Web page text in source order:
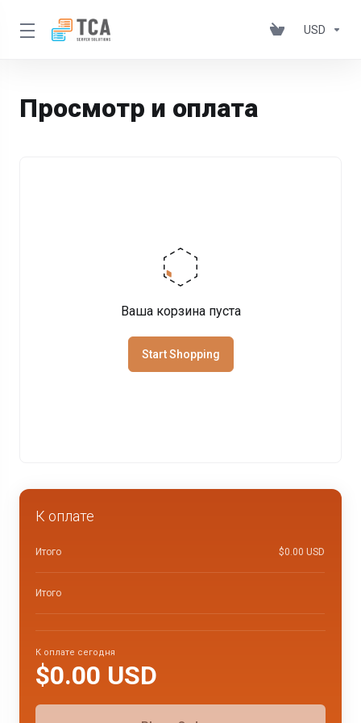
USD
Просмотр и оплата
Ваша корзина пуста
Start Shopping
К оплате
Итого $0.00 USD
Итого
К оплате сегодня
$0.00 USD